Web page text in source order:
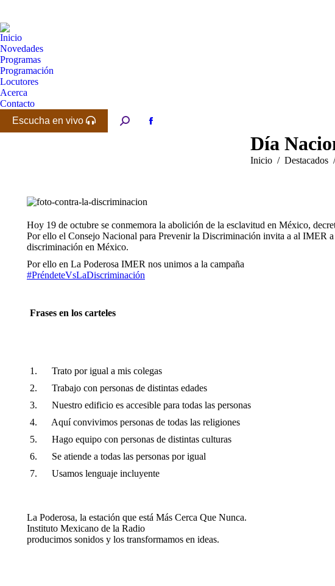
Inicio
Novedades
Programas
Programación
Locutores
Acerca
Contacto
Escucha en vivo
Buscar:
Facebook
Día
Estás aquí:
Inicio Destacados
Hoy 19 de octubre se conmemora la abolición de la esclavitud en México,
Por ello el Consejo Nacional para Prevenir la Discriminación invita a al IMER
discriminación en México.
Por ello en La Poderosa IMER nos unimos a la campaña
#PréndeteVsLaDiscriminación
Frases en los carteles
1. Trato por igual a mis colegas
2. Trabajo con personas de distintas edades
3. Nuestro edificio es accesible para todas las personas
4. Aquí convivimos personas de todas las religiones
5. Hago equipo con personas de distintas culturas
6. Se atiende a todas las personas por igual
7. Usamos lenguaje incluyente
La Poderosa, la estación que está Más Cerca Que Nunca.
Instituto Mexicano de la Radio
producimos sonidos y los transformamos en ideas.